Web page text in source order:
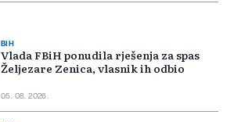
BIH
Vlada FBiH ponudila rješenja za spas
Željezare Zenica, vlasnik ih odbio
05. 08. 2026.